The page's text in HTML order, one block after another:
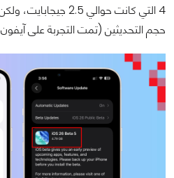
4 التي كانت حوالي 2.5 جيجابايت، ولكن عند
حجم التحديثين (تمت التجربة على آيفون 13)